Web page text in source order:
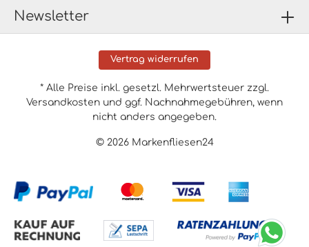
Newsletter
Vertrag widerrufen
© 2026 Markenfliesen24
* Alle Preise inkl. gesetzl. Mehrwertsteuer zzgl.
Versandkosten und ggf. Nachnahmegebühren, wenn
nicht anders angegeben.